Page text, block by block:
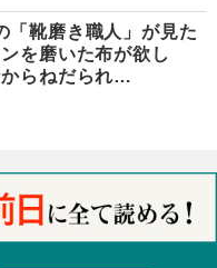
「靴磨き職人」が見た
を磨いた布が欲し
からねだられ…